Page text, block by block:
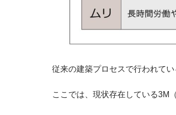
従来の建築プロセスで行われて
ここでは、現状存在している3M